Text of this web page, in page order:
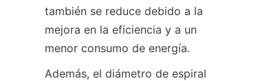
también se reduce debido a la
mejora en la eficiencia y a un
menor consumo de energía.
Además, el diámetro de espiral